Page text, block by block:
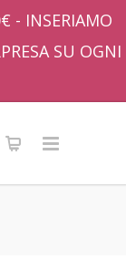
- INSERIAMO
SU OGNI